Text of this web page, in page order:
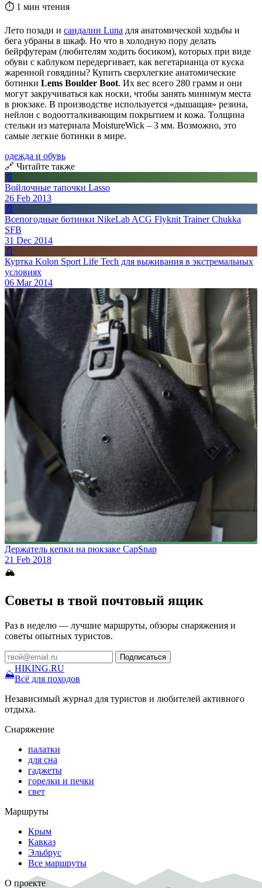
⏱ 1 мин чтения
Лето позади и сандалии Luna для анатомической ходьбы и
бега убраны в шкаф. Но что в холодную пору делать
бейрфутерам (любителям ходить босиком), которых при виде
обуви с каблуком передергивает, как вегетарианца от куска
жаренной говядины? Купить сверхлегкие анатомические
ботинки Lems Boulder Boot. Их вес всего 280 грамм и они
могут закручиваться как носки, чтобы занять минимум места
в рюкзаке. В производстве используется «дышащая» резина,
нейлон с водоотталкивающим покрытием и кожа. Толщина
стельки из материала MoistureWick – 3 мм. Возможно, это
самые легкие ботинки в мире.
одежда и обувь
🔗 Читайте также
📄
Войлочные тапочки Lasso
26 Feb 2013
📄
Всепогодные ботинки NikeLab ACG Flyknit Trainer Chukka
SFB
31 Dec 2014
📄
Куртка Kolon Sport Life Tech для выживания в экстремальных
условиях
06 Mar 2014
Держатель кепки на рюкзаке CapSnap
21 Feb 2018
🏔
Советы в твой почтовый ящик
Раз в неделю — лучшие маршруты, обзоры снаряжения и
советы опытных туристов.
Подписаться
⛰
HIKING.RU
Всё для походов
Независимый журнал для туристов и любителей активного
отдыха.
Снаряжение
палатки
для сна
гаджеты
горелки и печки
свет
Маршруты
Крым
Кавказ
Эльбрус
Все маршруты
О проекте